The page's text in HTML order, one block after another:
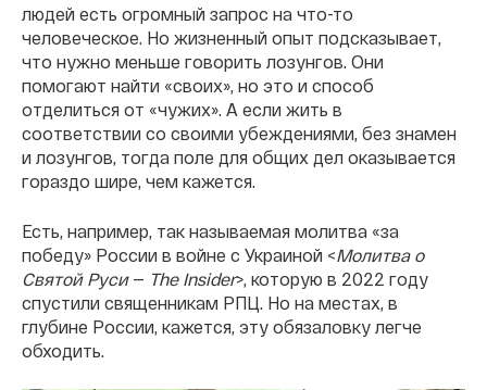
людей есть огромный запрос на что-то
человеческое. Но жизненный опыт подсказывает,
что нужно меньше говорить лозунгов. Они
помогают найти «своих», но это и способ
отделиться от «чужих». А если жить в
соответствии со своими убеждениями, без знамен
и лозунгов, тогда поле для общих дел оказывается
гораздо шире, чем кажется.
Есть, например, так называемая молитва «за
победу» России в войне с Украиной <Молитва о
Святой Руси — The Insider>, которую в 2022 году
спустили священникам РПЦ. Но на местах, в
глубине России, кажется, эту обязаловку легче
обходить.